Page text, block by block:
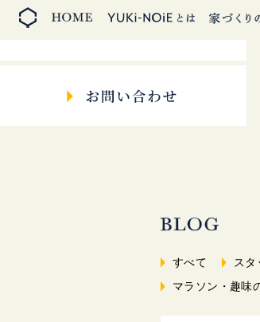
すべて スタ
マラソン・趣味